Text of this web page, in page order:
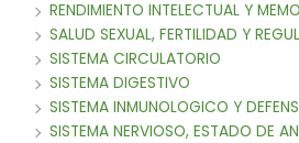
RENDIMIENTO INTELECTUAL Y
SALUD SEXUAL, FERTILIDAD Y
SISTEMA CIRCULATORIO
SISTEMA DIGESTIVO
SISTEMA INMUNOLOGICO Y
SISTEMA NERVIOSO, ESTADO DE